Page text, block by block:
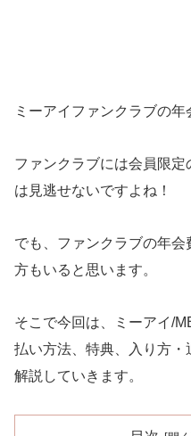
ミーアイファンクラブの
ファンクラブには会員限
は見逃せないですよね！
でも、ファンクラブの年会
方もいると思います。
そこで今回は、ミーアイ/
払い方法、特典、入り方・
解説していきます。